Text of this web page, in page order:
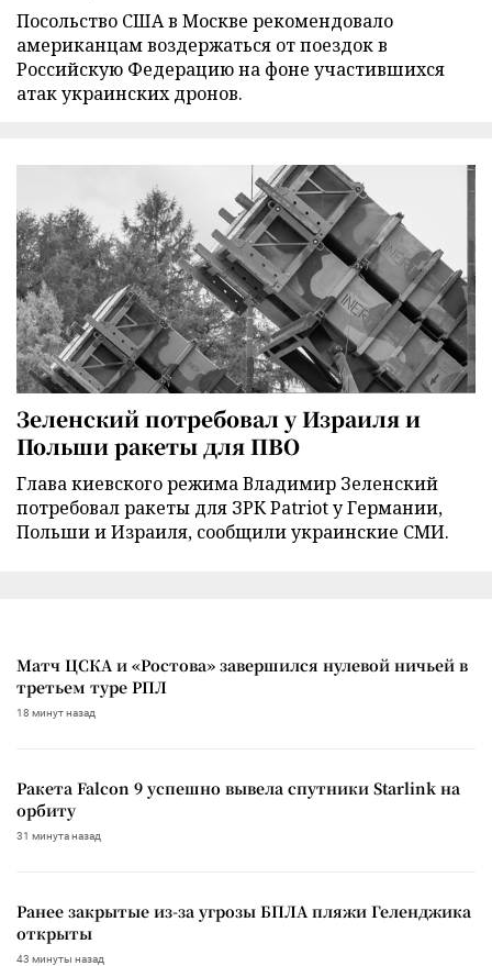
Посольство США в Москве рекомендовало
американцам воздержаться от поездок в
Российскую Федерацию на фоне участившихся
атак украинских дронов.
Зеленский потребовал у Израиля и
Польши ракеты для ПВО
Глава киевского режима Владимир Зеленский
потребовал ракеты для ЗРК Patriot у Германии,
Польши и Израиля, сообщили украинские СМИ.
Матч ЦСКА и «Ростова» завершился нулевой ничьей в
третьем туре РПЛ
18 минут назад
Ракета Falcon 9 успешно вывела спутники Starlink на
орбиту
31 минута назад
Ранее закрытые из-за угрозы БПЛА пляжи Геленджика
открыты
43 минуты назад